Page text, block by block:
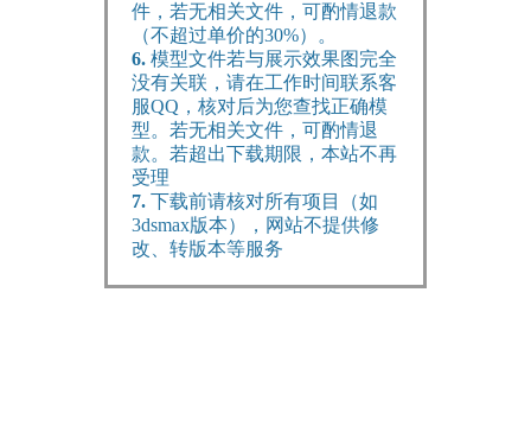
件，若无相关文件，可酌情退款
（不超过单价的30%）。
6. 模型文件若与展示效果图完全
没有关联，请在工作时间联系客
服QQ，核对后为您查找正确模
型。若无相关文件，可酌情退
款。若超出下载期限，本站不再
受理
7. 下载前请核对所有项目（如
3dsmax版本），网站不提供修
改、转版本等服务